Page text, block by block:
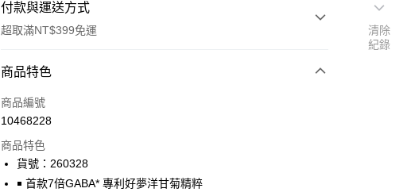
付款與運送方式
超取滿NT$399免運
付款方式
icash Pay
數位禮券
超商取貨付款
商品特色
商品編號
10468228
商品特色
貨號：260328
￭ 首款7倍GABA* 專利好夢洋甘菊精粹
清除
紀錄